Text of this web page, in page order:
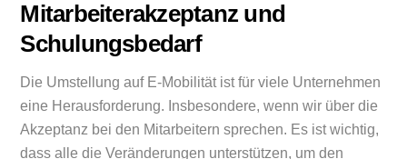
Mitarbeiterakzeptanz und
Schulungsbedarf
Die Umstellung auf E-Mobilität ist für viele Unternehmen
eine Herausforderung. Insbesondere, wenn wir über die
Akzeptanz bei den Mitarbeitern sprechen. Es ist wichtig,
dass alle die Veränderungen unterstützen, um den